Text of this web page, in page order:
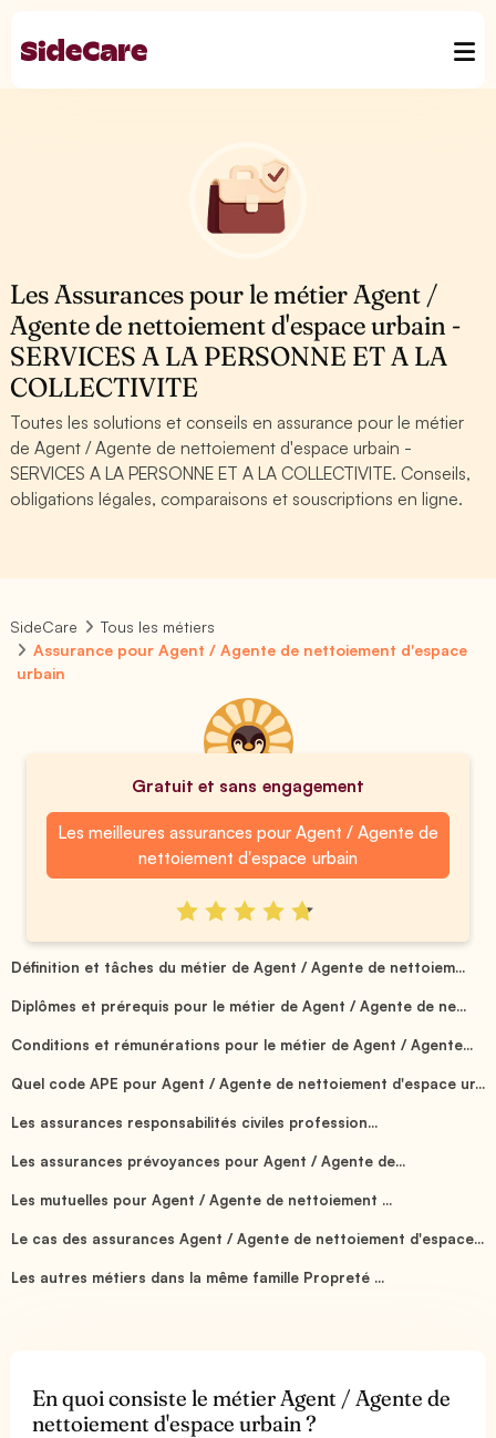
Les Assurances pour le métier Agent /
Agente de nettoiement d'espace urbain -
SERVICES A LA PERSONNE ET A LA
COLLECTIVITE
Toutes les solutions et conseils en assurance pour le métier
de Agent / Agente de nettoiement d'espace urbain -
SERVICES A LA PERSONNE ET A LA COLLECTIVITE. Conseils,
obligations légales, comparaisons et souscriptions en ligne.
SideCare
Tous les métiers
Assurance pour Agent / Agente de nettoiement d'espace
urbain
Gratuit et sans engagement
Les meilleures assurances pour Agent / Agente de
nettoiement d'espace urbain
Définition et tâches du métier de Agent / Agente de nettoiem...
Diplômes et prérequis pour le métier de Agent / Agente de ne...
Conditions et rémunérations pour le métier de Agent / Agente...
Quel code APE pour Agent / Agente de nettoiement d'espace ur...
Les assurances responsabilités civiles profession...
Les assurances prévoyances pour Agent / Agente de...
Les mutuelles pour Agent / Agente de nettoiement ...
Le cas des assurances Agent / Agente de nettoiement d'espace...
Les autres métiers dans la même famille Propreté ...
En quoi consiste le métier Agent / Agente de
nettoiement d'espace urbain ?